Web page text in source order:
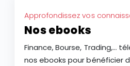
Approfondissez vos
Nos ebooks
Finance, Bourse, Trading,...
nos ebooks pour bénéficier